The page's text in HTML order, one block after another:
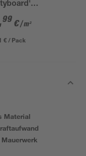
1690 x
x 12 mm
99 €/ m²
€ / Pack
Material